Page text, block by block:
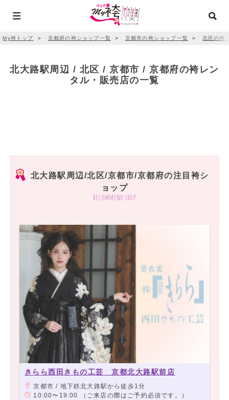
My袴トップ ＞ 京都府の袴ショップ一覧 ＞ 京都市の袴ショップ一覧 ＞ 北区の袴
北大路駅周辺 / 北区 / 京都市 / 京都府の袴レン
タル・販売店の一覧
北大路駅周辺/北区/京都市/京都府の注目袴シ
ョップ
recommend shop
きらら西田きもの工芸 京都北大路駅前店
京都市 / 地下鉄北大路駅から徒歩1分
10:00〜19:00 （ご来店の際はご予約必須です。）